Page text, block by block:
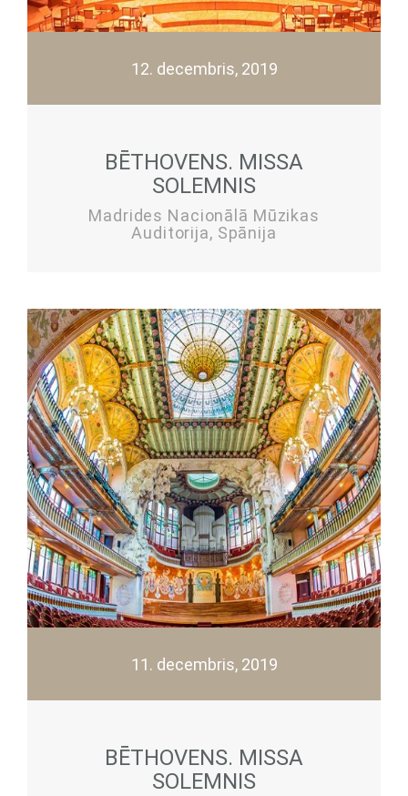
12. decembris, 2019
BĒTHOVENS. MISSA
SOLEMNIS
Madrides Nacionālā Mūzikas
Auditorija, Spānija
11. decembris, 2019
BĒTHOVENS. MISSA
SOLEMNIS